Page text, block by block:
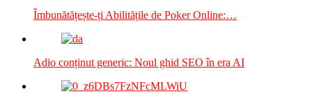
Îmbunătățește-ți Abilitățile de Poker Online:…
Adio conținut generic: Noul ghid SEO în era AI